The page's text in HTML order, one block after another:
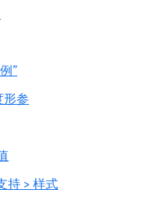
”
形参
持 > 样式